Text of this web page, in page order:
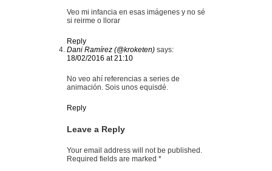
Veo mi infancia en esas imágenes y no sé
si reirme o llorar
Reply
Dani Ramírez (@kroketen) says:
18/02/2016 at 21:10
No veo ahí referencias a series de
animación. Sois unos equisdé.
Reply
Leave a Reply
Your email address will not be published.
Required fields are marked *